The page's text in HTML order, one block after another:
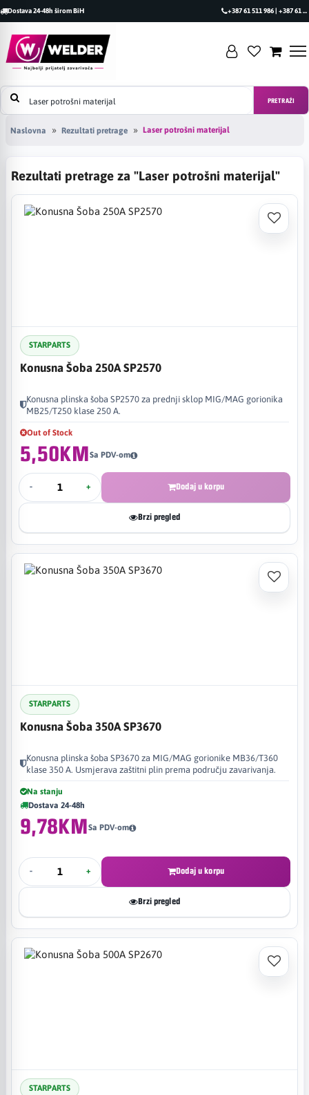
Dostava 24-48h širom BiH +387 61 511 986 | +387 61 493 470
PRETRAŽI
Naslovna Rezultati pretrage Laser potrošni materijal
Rezultati pretrage za "Laser potrošni materijal"
STARPARTS
Konusna Šoba 250A SP2570
Konusna plinska šoba SP2570 za prednji sklop MIG/MAG gorionika
MB25/T250 klase 250 A.
Out of Stock
5,50KMSa PDV-om
- + Dodaj u korpu
Brzi pregled
STARPARTS
Konusna Šoba 350A SP3670
Konusna plinska šoba SP3670 za MIG/MAG gorionike MB36/T360
klase 350 A. Usmjerava zaštitni plin prema području zavarivanja.
Na stanju
Dostava 24-48h
9,78KMSa PDV-om
- + Dodaj u korpu
Brzi pregled
STARPARTS